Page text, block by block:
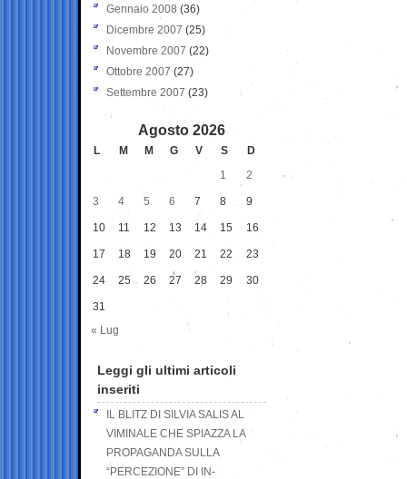
Gennaio 2008 (36)
Dicembre 2007 (25)
Novembre 2007 (22)
Ottobre 2007 (27)
Settembre 2007 (23)
Agosto 2026
L M M G V S
D
1
2
3 4 5 6 7 8 9
10 11 12 13 14 15 16
17 18 19 20 21 22 23
24 25 26 27 28 29 30
31
« Lug
Leggi gli ultimi articoli
inseriti
IL BLITZ DI SILVIA SALIS AL
VIMINALE CHE SPIAZZA LA
PROPAGANDA SULLA
“PERCEZIONE” DI IN-